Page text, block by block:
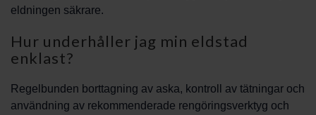
eldningen säkrare.
Hur underhåller jag min eldstad
enklast?
Regelbunden borttagning av aska, kontroll av tätningar och
användning av rekommenderade rengöringsverktyg och